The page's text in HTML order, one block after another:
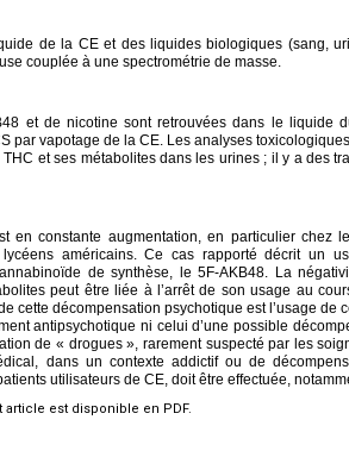
de la CE et des liquides biologiques (sang,
couplée à une spectrométrie de masse.
et de nicotine sont retrouvées dans le liquide
par vapotage de la CE. Les analyses
et ses métabolites dans les urines ; il y a des
en constante augmentation, en particulier chez
américains. Ce cas rapporté décrit un
de synthèse, le 5F-AKB48. La
peut être liée à l’arrêt de son usage au
cette décompensation psychotique est l’usage de
antipsychotique ni celui d’une possible
de « drogues », rarement suspecté par les
dans un contexte addictif ou de
utilisateurs de CE, doit être effectuée,
est disponible en PDF.